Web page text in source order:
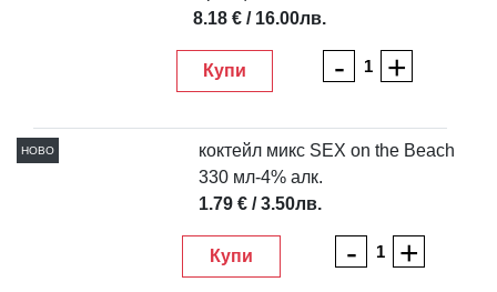
8.18 € / 16.00лв.
Купи - +
НОВО
коктейл микс SEX on the Beach
330 мл-4% алк.
1.79 € / 3.50лв.
Купи - +